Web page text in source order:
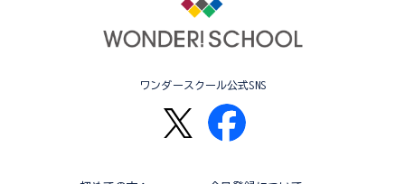
ワンダースクール公式SNS